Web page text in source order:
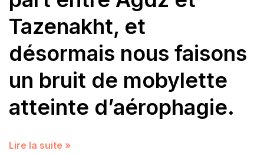
Tazenakht, et
désormais nous faisons
un bruit de mobylette
atteinte d’aérophagie.
Lire la suite »